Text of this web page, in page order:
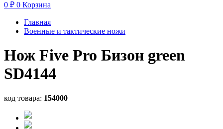
0 ₽ 0 Корзина
Главная
Военные и тактические ножи
Нож Five Pro Бизон green
SD4144
код товара: 154000